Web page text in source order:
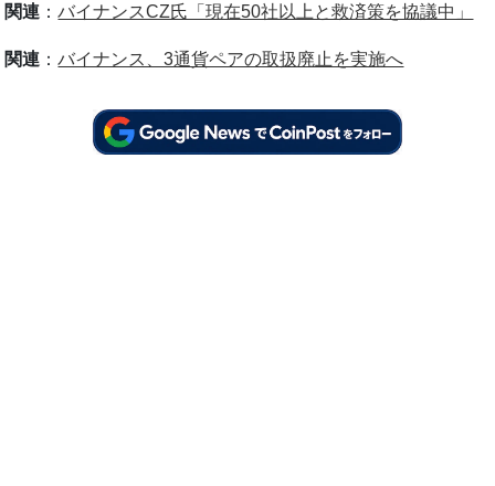
関連 ：バイナンスCZ氏「現在50社以上と救済策を協議中」
関連 ：バイナンス、3通貨ペアの取扱廃止を実施へ